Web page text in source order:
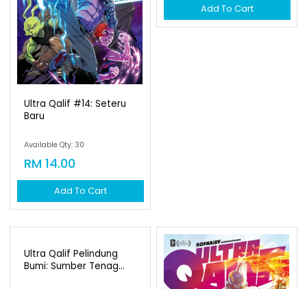
Ultra Qalif #14: Seteru
Baru
Available Qty: 30
RM 14.00
Add To Cart
Add To Cart
Ultra Qalif Pelindung
Bumi: Sumber Tenag...